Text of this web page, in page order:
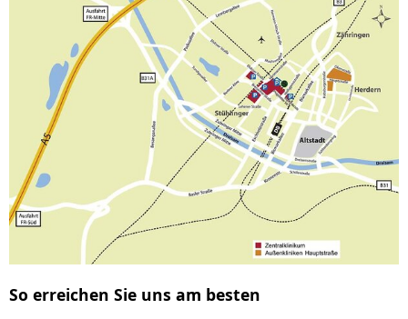
So erreichen Sie uns am besten